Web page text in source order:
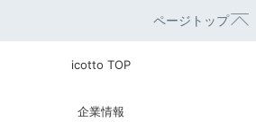
ページトップ
icotto TOP
企業情報